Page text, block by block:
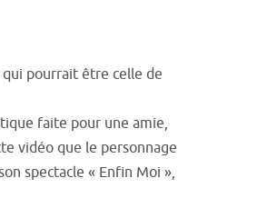
qui pourrait être celle de
faite pour une amie,
vidéo que le personnage
spectacle « Enfin Moi »,